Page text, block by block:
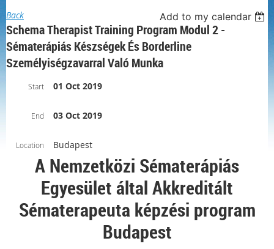
Back Add to my calendar
Schema Therapist Training Program Modul 2 -
Sématerápiás Készségek És Borderline
Személyiségzavarral Való Munka
Start 01 Oct 2019
End 03 Oct 2019
Location Budapest
A Nemzetközi Sématerápiás
Egyesület által Akkreditált
Sématerapeuta képzési program
Budapest